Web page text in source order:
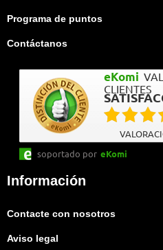
Programa de puntos
Contáctanos
eKomi
CLIENTES
soportado por eKomi
Información
Contacte con nosotros
Aviso legal